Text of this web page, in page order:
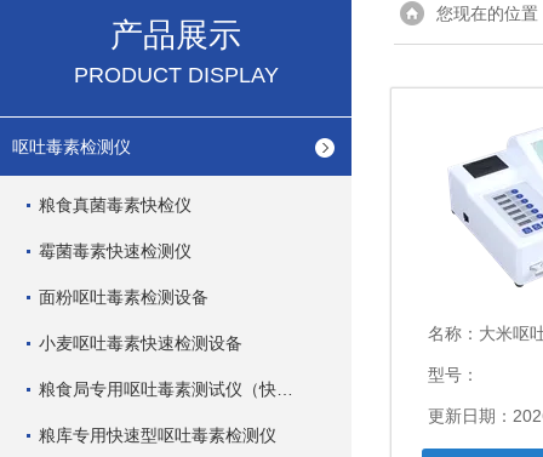
产品展示
PRODUCT DISPLAY
呕吐毒素检测仪
粮食真菌毒素快检仪
霉菌毒素快速检测仪
面粉呕吐毒素检测设备
小麦呕吐毒素快速检测设备
粮库专用快速型呕吐毒素检测仪
您现在的位置
名称： 大米呕吐
型号：
更新日期：